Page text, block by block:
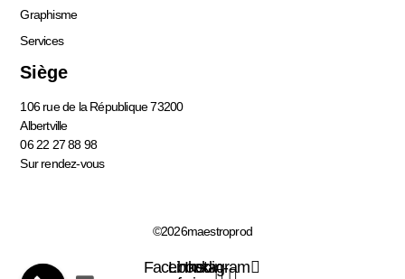
Graphisme
Services
Siège
106 rue de la République 73200
Albertville
06 22 27 88 98
Sur rendez-vous
©2026maestroprod
Facebook-
Linkedin-
Instagram